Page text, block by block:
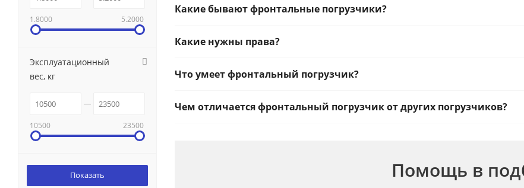
Какие бывают фронтальные погрузчики?
Какие нужны права?
Что умеет фронтальный погрузчик?
Чем отличается фронтальный погрузчик от других погрузчиков?
Помощь в
1.8000 5.2000
Эксплуатационный
вес, кг
10500 23500